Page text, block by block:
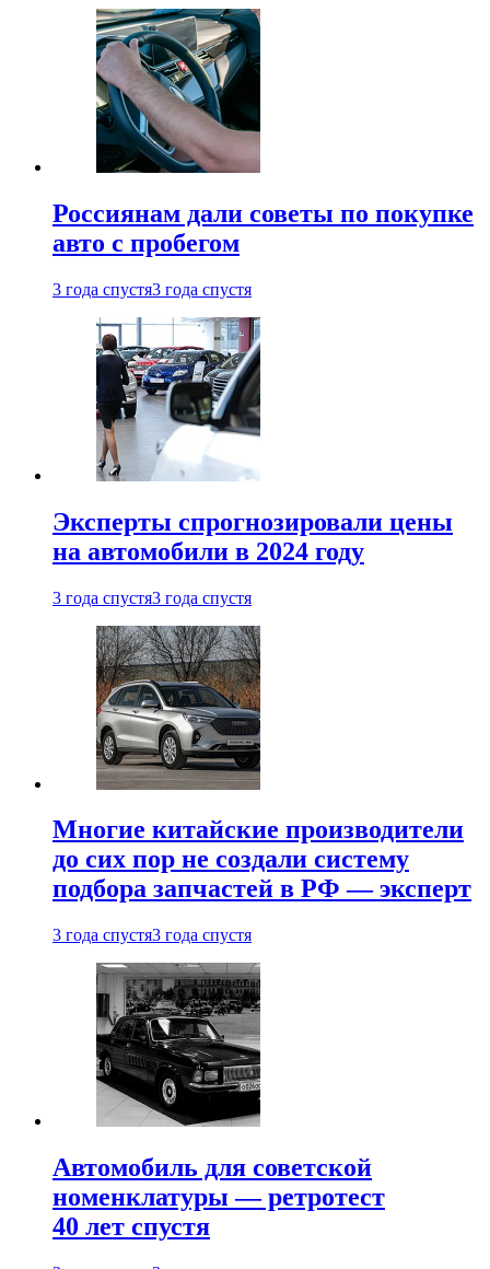
Россиянам дали советы по покупке
авто с пробегом
3 года спустя3 года спустя
Эксперты спрогнозировали цены
на автомобили в 2024 году
3 года спустя3 года спустя
Многие китайские производители
до сих пор не создали систему
подбора запчастей в РФ — эксперт
3 года спустя3 года спустя
Автомобиль для советской
номенклатуры — ретротест
40 лет спустя